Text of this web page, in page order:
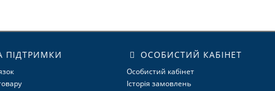
ПІДТРИМКИ ОСОБИСТИЙ КАБІНЕТ
Особистий кабінет
Історія замовлень